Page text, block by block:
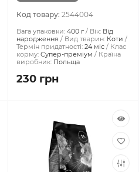
Код товару: 2544004
Вага упаковки: 400 г Вік: Від
народження
Вид тварин: Коти
Термін придатності: 24 міс
Клас
корму: Супер-преміум
Країна
виробник: Польща
230 грн